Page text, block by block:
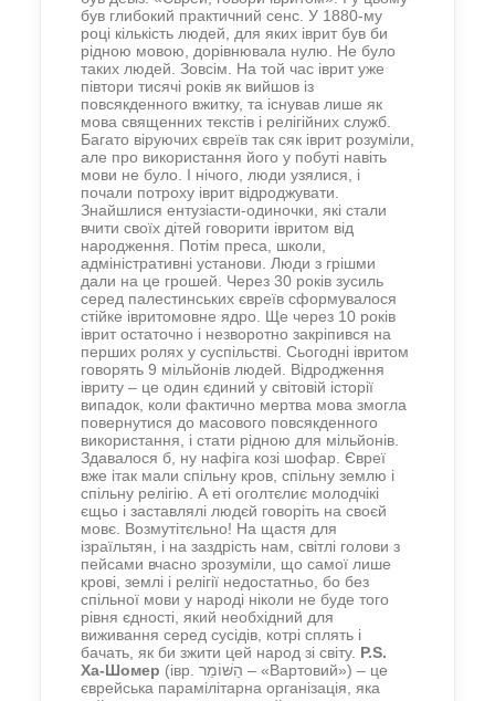
був глибокий практичний сенс. У 1880-му
році кількість людей, для яких іврит був би
рідною мовою, дорівнювала нулю. Не було
таких людей. Зовсім. На той час іврит уже
півтори тисячі років як вийшов із
повсякденного вжитку, та існував лише як
мова священних текстів і релігійних служб.
Багато віруючих євреїв так сяк іврит розуміли,
але про використання його у побуті навіть
мови не було. І нічого, люди узялися, і
почали потроху іврит відроджувати.
Знайшлися ентузіасти-одиночки, які стали
вчити своїх дітей говорити івритом від
народження. Потім преса, школи,
адміністративні установи. Люди з грішми
дали на це грошей. Через 30 років зусиль
серед палестинських євреїв сформувалося
стійке івритомовне ядро. Ще через 10 років
іврит остаточно і незворотно закріпився на
перших ролях у суспільстві. Сьогодні івритом
говорять 9 мільйонів людей. Відродження
івриту – це один єдиний у світовій історії
випадок, коли фактично мертва мова змогла
повернутися до масового повсякденного
використання, і стати рідною для мільйонів.
Здавалося б, ну нафіга козі шофар. Євреї
вже ітак мали спільну кров, спільну землю і
спільну релігію. А еті оголтєлиє молодчікі
єщьо і заставлялі людєй говоріть на своєй
мовє. Возмутітєльно! На щастя для
ізраїльтян, і на заздрість нам, світлі голови з
пейсами вчасно зрозуміли, що самої лише
крові, землі і релігії недостатньо, бо без
спільної мови у народі ніколи не буде того
рівня єдності, який необхідний для
виживання серед сусідів, котрі сплять і
бачать, як би зжити цей народ зі світу. P.S.
Ха-Шомер (івр. הַשּׁוֹמֵר – «Вартовий») – це
єврейська парамілітарна організація, яка